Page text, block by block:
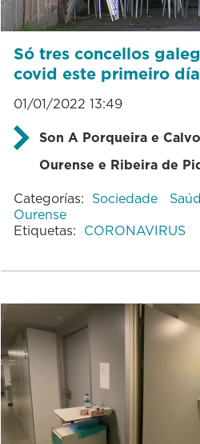
Só tres concellos
covid este primeiro
01/01/2022 13:49
Son A Porqueira e
Ourense e Ribeira de
Categorías: Sociedade
Ourense
Etiquetas: CORONAVIRUS